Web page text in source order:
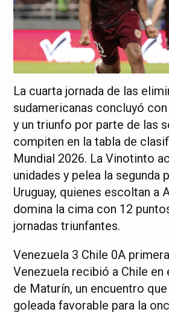
La cuarta jornada de las
sudamericanas concluyó
y un triunfo por parte de las
compiten en la tabla de
Mundial 2026. La Vinotinto
unidades y pelea la segunda
Uruguay, quienes escoltan a
domina la cima con 12
jornadas triunfantes.
Venezuela 3 Chile 0A
Venezuela recibió a Chile en
de Maturín, un encuentro
goleada favorable para la